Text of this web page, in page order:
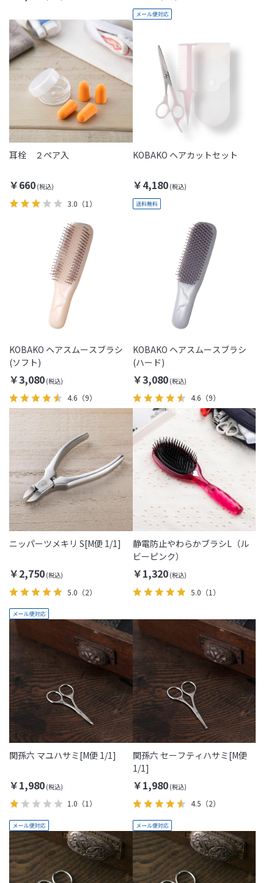
耳栓 ２ペア入
￥660
3.0 （1）
KOBAKO ヘアカットセット
￥4,180
KOBAKO ヘアスムースブラシ
(ソフト)
￥3,080
4.6 （9）
KOBAKO ヘアスムースブラシ
(ハード)
￥3,080
4.6 （9）
ニッパーツメキリ S[M便 1/1]
￥2,750
5.0 （2）
静電防止やわらかブラシL（ル
ビーピンク）
￥1,320
5.0 （1）
関孫六 マユハサミ[M便 1/1]
￥1,980
1.0 （1）
関孫六 セーフティハサミ[M便
1/1]
￥1,980
4.5 （2）